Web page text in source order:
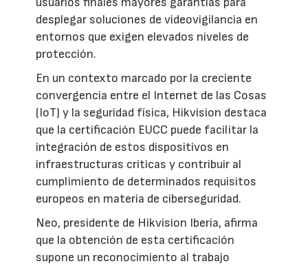
desplegar soluciones de videovigilancia en
entornos que exigen elevados niveles de
protección.
En un contexto marcado por la creciente
convergencia entre el Internet de las Cosas
(IoT) y la seguridad física, Hikvision destaca
que la certificación EUCC puede facilitar la
integración de estos dispositivos en
infraestructuras críticas y contribuir al
cumplimiento de determinados requisitos
europeos en materia de ciberseguridad.
Neo, presidente de Hikvision Iberia, afirma
que la obtención de esta certificación
supone un reconocimiento al trabajo